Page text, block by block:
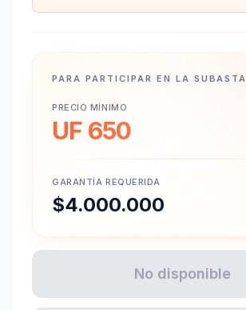
PARA PARTICIPAR EN LA SUBASTA
PRECIO MÍNIMO
UF 650
GARANTÍA REQUERIDA
$4.000.000
No disponible